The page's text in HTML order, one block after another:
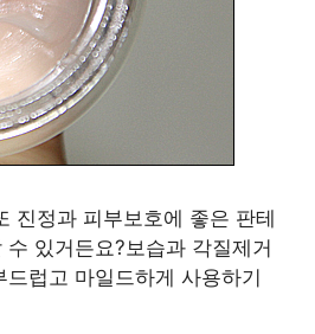
진정과 피부보호에 좋은 판테
있거든요?보습과 각질제거
럽고 마일드하게 사용하기